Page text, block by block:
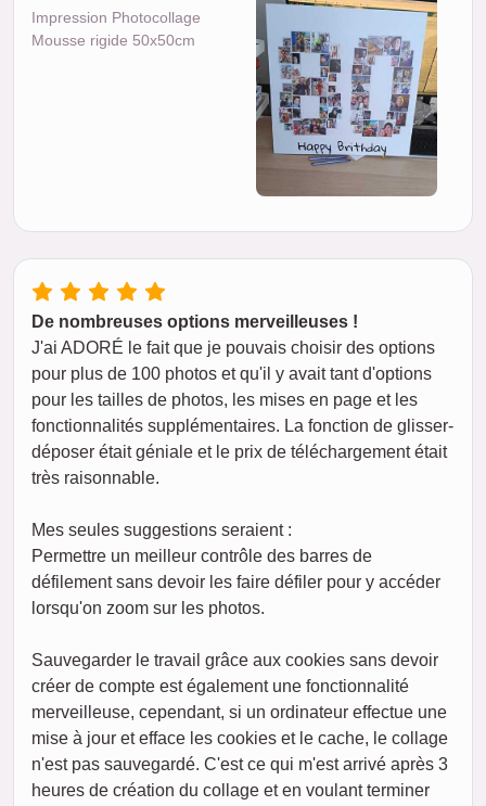
Impression Photocollage
Mousse rigide 50x50cm
De nombreuses options merveilleuses !
J'ai ADORÉ le fait que je pouvais choisir des options
pour plus de 100 photos et qu'il y avait tant d'options
pour les tailles de photos, les mises en page et les
fonctionnalités supplémentaires. La fonction de glisser-
déposer était géniale et le prix de téléchargement était
très raisonnable.
Mes seules suggestions seraient :
Permettre un meilleur contrôle des barres de
défilement sans devoir les faire défiler pour y accéder
lorsqu'on zoom sur les photos.
Sauvegarder le travail grâce aux cookies sans devoir
créer de compte est également une fonctionnalité
merveilleuse, cependant, si un ordinateur effectue une
mise à jour et efface les cookies et le cache, le collage
n'est pas sauvegardé. C'est ce qui m'est arrivé après 3
heures de création du collage et en voulant terminer